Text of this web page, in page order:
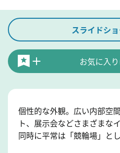
スライドシ
お気に入
個性的な外観。広い内部空
ト、展示会などさまざまな
同時に平常は「競輪場」と